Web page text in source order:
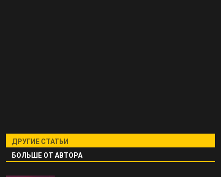
ДРУГИЕ СТАТЬИ
БОЛЬШЕ ОТ АВТОРА